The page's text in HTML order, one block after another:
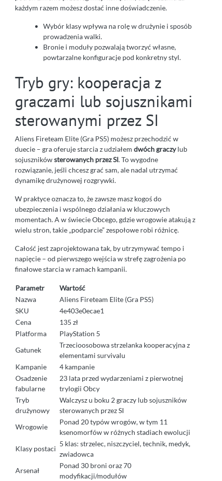
każdym razem możesz dostać inne doświadczenie.
Wybór klasy wpływa na rolę w drużynie i sposób
prowadzenia walki.
Bronie i moduły pozwalają tworzyć własne,
powtarzalne konfiguracje pod konkretny styl.
Tryb gry: kooperacja z
graczami lub sojusznikami
sterowanymi przez SI
Aliens Fireteam Elite (Gra PS5) możesz przechodzić w
duecie – gra oferuje starcia z udziałem dwóch graczylub
sojusznikówsterowanych przez SI. To wygodne
rozwiązanie, jeśli chcesz grać sam, ale nadal utrzymać
dynamikę drużynowej rozgrywki.
W praktyce oznacza to, że zawsze masz kogoś do
ubezpieczenia i wspólnego działania w kluczowych
momentach. A w świecie Obcego, gdzie wrogowie atakują z
wielu stron, takie „podparcie” zespołowe robi różnicę.
Całość jest zaprojektowana tak, by utrzymywać tempo i
napięcie – od pierwszego wejścia w strefę zagrożenia po
finałowe starcia w ramach kampanii.
Parametr
Wartość
Nazwa
Aliens Fireteam Elite (Gra PS5)
SKU
4e403e0ecae1
Cena
135 zł
Platforma
PlayStation 5
Gatunek
Trzecioosobowa strzelanka kooperacyjna z
elementami survivalu
Kampanie
4 kampanie
Osadzenie
fabularne
23 lata przed wydarzeniami z pierwotnej
trylogii Obcy
Tryb
drużynowy
Walczysz u boku 2 graczy lub sojuszników
sterowanych przez SI
Wrogowie
Ponad 20 typów wrogów, w tym 11
ksenomorfów w różnych stadiach ewolucji
Klasy postaci
5 klas: strzelec, niszczyciel, technik, medyk,
zwiadowca
Arsenał
Ponad 30 broni oraz 70
modyfikacji/modułów